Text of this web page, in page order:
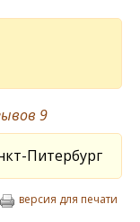
9
Питербург
версия для печати